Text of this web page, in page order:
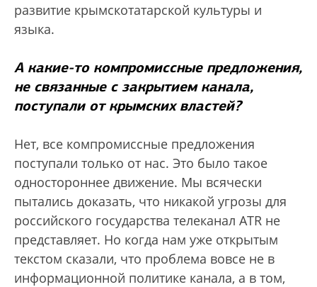
развитие крымскотатарской культуры и
языка.
А какие-то компромиссные предложения,
не связанные с закрытием канала,
поступали от крымских властей?
Нет, все компромиссные предложения
поступали только от нас. Это было такое
одностороннее движение. Мы всячески
пытались доказать, что никакой угрозы для
российского государства телеканал ATR не
представляет. Но когда нам уже открытым
текстом сказали, что проблема вовсе не в
информационной политике канала, а в том,